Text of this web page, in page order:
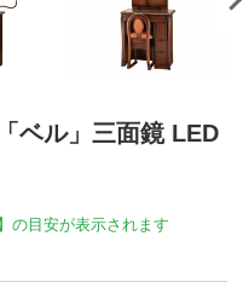
ベル」三面鏡 LED
の目安が表示されます